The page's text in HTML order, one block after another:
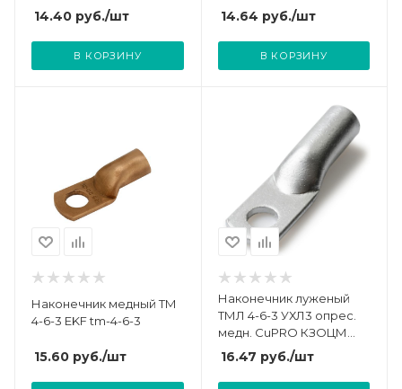
14.40 руб./шт
В КОРЗИНУ
КЗОЦМ 55706
14.64 руб./шт
В КОРЗИНУ
Наконечник медный ТМ
4-6-3 EKF tm-4-6-3
15.60 руб./шт
Наконечник луженый
ТМЛ 4-6-3 УХЛ3 опрес.
медн. CuPRO КЗОЦМ
55716
16.47 руб./шт